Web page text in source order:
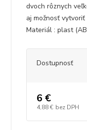
dvoch rôznych
aj možnosť
Materiál : plast
Dostupnosť
6 €
4,88 € bez DPH